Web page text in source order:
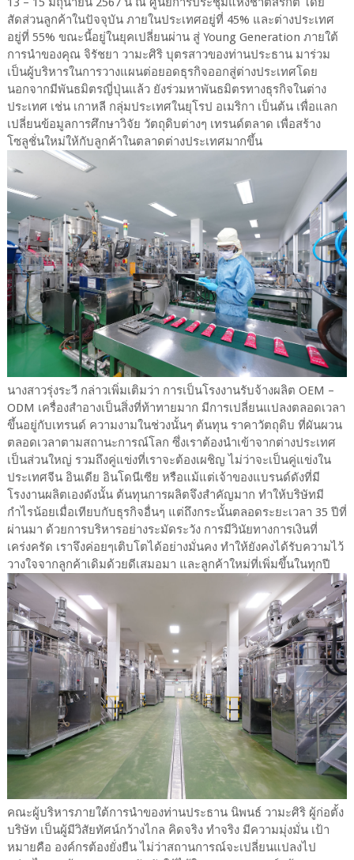
สัดส่วนลูกค้าในปัจจุบัน ภายในประเทศอยู่ที่ 45% และต่างประเทศ
อยู่ที่ 55% ขณะนี้อยู่ในยุคเปลี่ยนผ่าน สู่ Young Generation ภายใต้
การนำของคุณ จิรัชยา วามะศิริ บุตรสาวของท่านประธาน มาร่วม
เป็นผู้บริหารในการวางแผนต่อยอดธุรกิจออกสู่ต่างประเทศโดย
นอกจากมีพันธมิตรญี่ปุ่นแล้ว ยังร่วมหาพันธมิตรทางธุรกิจในต่าง
ประเทศ เช่น เกาหลี กลุ่มประเทศในยุโรป อเมริกา เป็นต้น เพื่อแลก
เปลี่ยนข้อมูลการศึกษาวิจัย วัตถุดิบต่างๆ เทรนด์ตลาด เพื่อสร้าง
โซลูชั่นใหม่ให้กับลูกค้าในตลาดต่างประเทศมากขึ้น
นางสาวรุ่งระวี กล่าวเพิ่มเติมว่า การเป็นโรงงานรับจ้างผลิต OEM –
ODM เครื่องสำอางเป็นสิ่งที่ท้าทายมาก มีการเปลี่ยนแปลงตลอดเวลา
ขึ้นอยู่กับเทรนด์ ความงามในช่วงนั้นๆ ต้นทุน ราคาวัตถุดิบ ที่ผันผวน
ตลอดเวลาตามสถานะการณ์โลก ซึ่งเราต้องนำเข้าจากต่างประเทศ
เป็นส่วนใหญ่ รวมถึงคู่แข่งที่เราจะต้องเผชิญ ไม่ว่าจะเป็นคู่แข่งใน
ประเทศจีน อินเดีย อินโดนีเซีย หรือแม้แต่เจ้าของแบรนด์ดังที่มี
โรงงานผลิตเองดังนั้น ต้นทุนการผลิตจึงสำคัญมาก ทำให้บริษัทมี
กำไรน้อยเมื่อเทียบกับธุรกิจอื่นๆ แต่ถึงกระนั้นตลอดระยะเวลา 35 ปีที่
ผ่านมา ด้วยการบริหารอย่างระมัดระวัง การมีวินัยทางการเงินที่
เคร่งครัด เราจึงค่อยๆเติบโตได้อย่างมั่นคง ทำให้ยังคงได้รับความไว้
วางใจจากลูกค้าเดิมด้วยดีเสมอมา และลูกค้าใหม่ที่เพิ่มขึ้นในทุกปี
คณะผู้บริหารภายใต้การนำของท่านประธาน นิพนธ์ วามะศิริ ผู้ก่อตั้ง
บริษัท เป็นผู้มีวิสัยทัศน์กว้างไกล คิดจริง ทำจริง มีความมุ่งมั่น เป้า
หมายคือ องค์กรต้องยั่งยืน ไม่ว่าสถานการณ์จะเปลี่ยนแปลงไป